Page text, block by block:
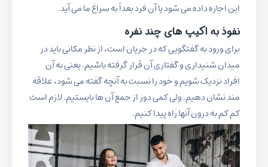
این اجازه داده می شود یا آن فرد بعداً به سراغ ما می آید.
نفوذ به اکیپ های چند نفره
برای ورود به گفتگویی که در جریان است، از نظر مکانی باید در
میدان شنیداری و گفتاری آن قرار گرفته باشیم. یعنی به آن
افراد نزدیک شویم و خود را نسبت به آنچه گفته می شود، علاقه
مند نشان دهیم. ولی کمی دور از جمع آن ها بایستیم. لازم است
کم کم به درون آنها راه پیدا کنیم.